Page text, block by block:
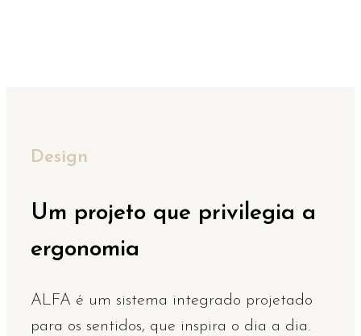
Design
Um projeto que privilegia a
ergonomia
ALFA é um sistema integrado projetado
para os sentidos, que inspira o dia a dia.